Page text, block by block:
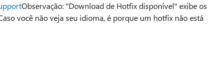
Observação: "Download de Hotfix disponível" exibe os
você não veja seu idioma, é porque um hotfix não está